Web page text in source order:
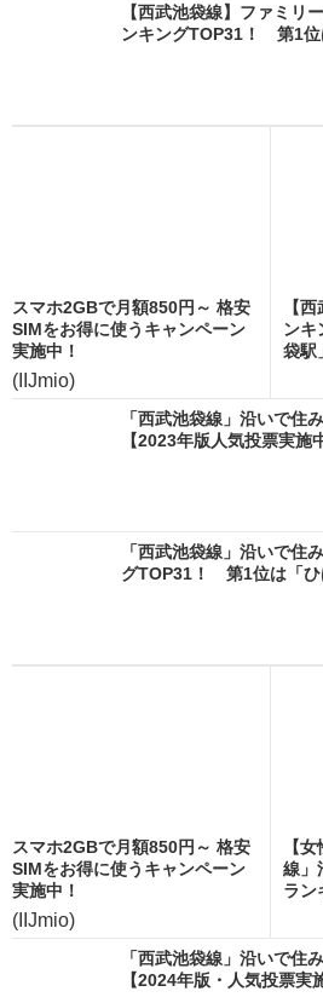
【西武池袋線】ファミリ
ンキングTOP31！ 第1位
スマホ2GBで月額850円～ 格安
SIMをお得に使うキャンペーン
実施中！
(IIJmio)
【
ン
袋駅
「西武池袋線」沿いで住
【2023年版人気投票実施
「西武池袋線」沿いで住
グTOP31！ 第1位は「ひ
スマホ2GBで月額850円～ 格安
SIMをお得に使うキャンペーン
実施中！
(IIJmio)
【
線」
ラ
「西武池袋線」沿いで住
【2024年版・人気投票実